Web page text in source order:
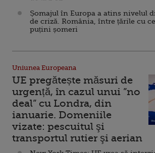
Șomajul în Europa a atins nivelul
de criză. România, între țările cu
puțini șomeri
Uniunea Europeana
UE pregătește măsuri de
urgență, în cazul unui ”no
deal” cu Londra, din
ianuarie. Domeniile
vizate: pescuitul şi
transportul rutier şi aerian